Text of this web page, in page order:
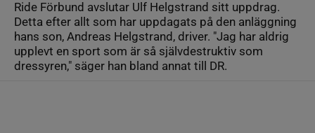
Ride Förbund avslutar Ulf Helgstrand sitt uppdrag.
Detta efter allt som har uppdagats på den anläggning
hans son, Andreas Helgstrand, driver. "Jag har aldrig
upplevt en sport som är så självdestruktiv som
dressyren," säger han bland annat till DR.